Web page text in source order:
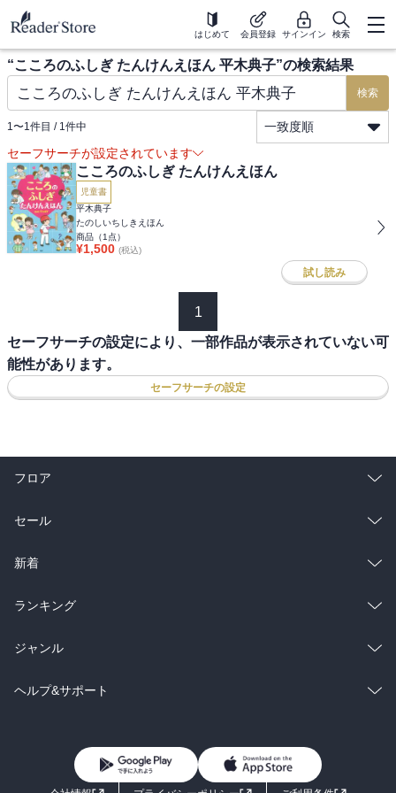
はじめて 会員登録 サインイン 検索
“こころのふしぎ たんけんえほん 平木典子”の検索結果
検索
1〜1件目 / 1件中
一致度順
セーフサーチが設定されています
こころのふしぎ たんけんえほん
児童書
平木典子
たのしいちしきえほん
商品（1 点）
¥1,500 (税込)
試し読み
1
セーフサーチの設定により、一部作品が表示されていない可
能性があります。
セーフサーチの設定
フロア
総合
ラノベ
雑誌・グラビア
BL・TL
セール
総合
ラノベ
雑誌・グラビア
BL・TL
新着
総合
ラノベ
雑誌・グラビア
ランキング
総合
ラノベ
ジャンル
コミック
ライトノベル 男子向けラノベ
ヘルプ&サポート
よくあるご質問
お問い合わせ